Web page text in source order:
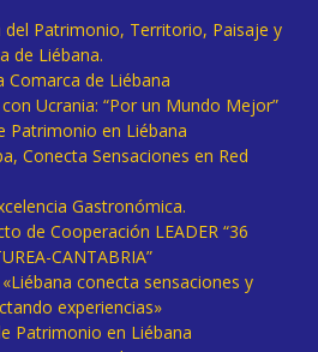
del Patrimonio, Territorio, Paisaje y
de Liébana.
Comarca de Liébana
Ucrania: “Por un Mundo Mejor”
Patrimonio en Liébana
Conecta Sensaciones en Red
Gastronómica.
de Cooperación LEADER “36
CANTABRIA”
conecta sensaciones y
experiencias»
Patrimonio en Liébana